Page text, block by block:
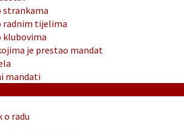
strankama
radnim tijelima
klubovima
je prestao mandat
mandati
o radu